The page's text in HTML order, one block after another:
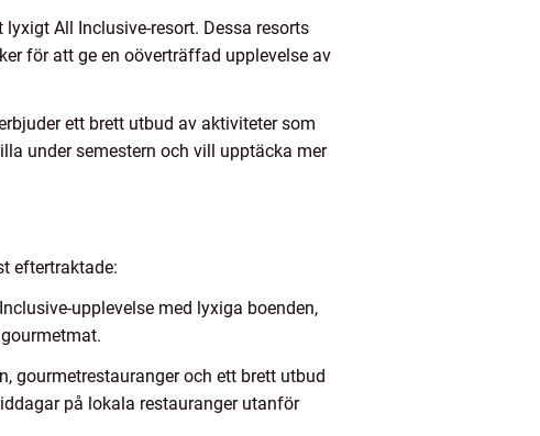
All Inclusive-resort. Dessa resorts
för att ge en oöverträffad upplevelse av
ett brett utbud av aktiviteter som
under semestern och vill upptäcka mer
eftertraktade:
upplevelse med lyxiga boenden,
gourmetrestauranger och ett brett utbud
på lokala restauranger utanför